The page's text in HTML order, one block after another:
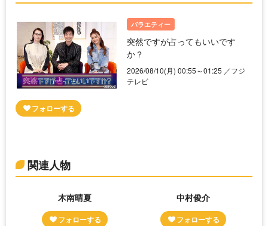
バラエティー
突然ですが占ってもいいです
か？
2026/08/10(月) 00:55～01:25 ／フジ
テレビ
関連人物
木南晴夏 中村俊介